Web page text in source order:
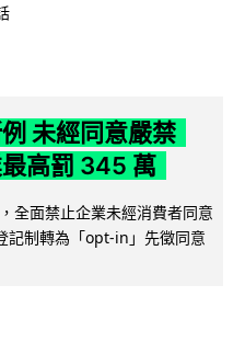
未經同意嚴禁
高罰 345 萬
全面禁止企業未經消費者同意
記制轉為「opt-in」先徵同意